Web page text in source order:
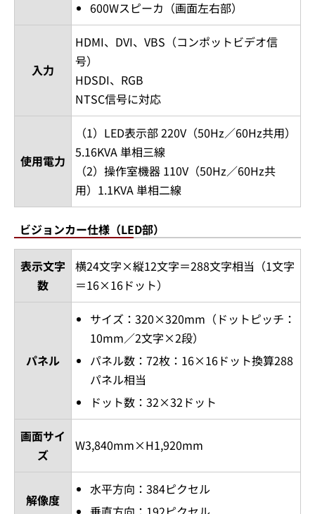
600Wスピーカ（画面左右部）
入力
HDMI、DVI、VBS（コンポットビデオ信
号）
HDSDI、RGB
NTSC信号に対応
使用電力
（1）LED表示部 220V（50Hz／60Hz共用）
5.16KVA 単相三線
（2）操作室機器 110V（50Hz／60Hz共
用）1.1KVA 単相二線
ビジョンカー仕様（LED部）
表示文字
数
横24文字×縦12文字＝288文字相当（1文字
＝16×16ドット）
パネル
サイズ：320×320mm（ドットピッチ：
10mm／2文字×2段）
パネル数：72枚：16×16ドット換算288
パネル相当
ドット数：32×32ドット
画面サイ
ズ
W3,840mm×H1,920mm
解像度
水平方向：384ピクセル